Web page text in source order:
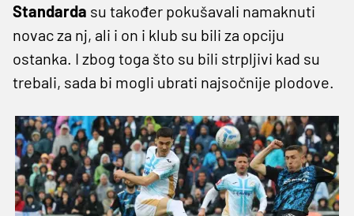
Standarda su također pokušavali namaknuti
novac za nj, ali i on i klub su bili za opciju
ostanka. I zbog toga što su bili strpljivi kad su
trebali, sada bi mogli ubrati najsočnije plodove.